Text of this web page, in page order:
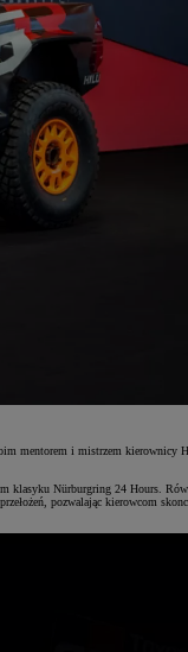
mentorem i mistrzem
Nürburgring 24 Hours.
pozwalając kierowcom